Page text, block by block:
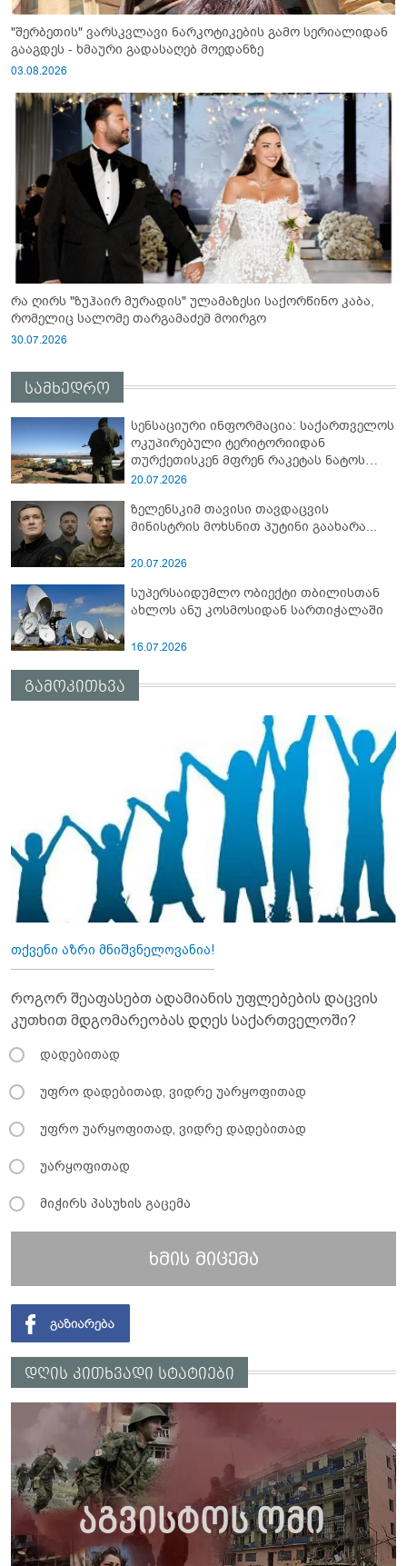
"შერბეთის" ვარსკვლავი ნარკოტიკების გამო სერიალიდან
გააგდეს - ხმაური გადასაღებ მოედანზე
03.08.2026
რა ღირს "ზუჰაირ მურადის" ულამაზესი საქორწინო კაბა,
რომელიც სალომე თარგამაძემ მოირგო
30.07.2026
სამხედრო
სენსაციური ინფორმაცია: საქართველოს
ოკუპირებული ტერიტორიიდან
თურქეთისკენ მფრენ რაკეტას ნატოს
სამიტი კინაღამ ჩაუშლია
20.07.2026
ზელენსკიმ თავისი თავდაცვის
მინისტრის მოხსნით პუტინი გაახარა...
20.07.2026
სუპერსაიდუმლო ობიექტი თბილისთან
ახლოს ანუ კოსმოსიდან სართიჭალაში
16.07.2026
გამოკითხვა
თქვენი აზრი მნიშვნელოვანია!
როგორ შეაფასებთ ადამიანის უფლებების დაცვის
კუთხით მდგომარეობას დღეს საქართველოში?
დადებითად
უფრო დადებითად, ვიდრე უარყოფითად
უფრო უარყოფითად, ვიდრე დადებითად
უარყოფითად
მიჭირს პასუხის გაცემა
ხმის მიცემა
დღის კითხვადი სტატიები